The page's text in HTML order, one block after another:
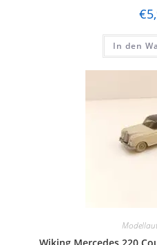
€
In den
Wiking Mercedes 220